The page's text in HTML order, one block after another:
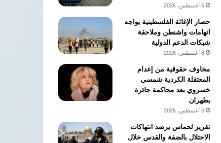
6 أغسطس، 2026
حصار الإغاثة الفلسطينية يواجه
اتهامات واشنطن وملاحقة
شبكات الدعم الدولية
6 أغسطس، 2026
مخاوف حقوقية من إعدام
المعتقلة الكردية شمسي
خسروي بعد محاكمة جائرة
بطهران
6 أغسطس، 2026
تقرير لحماس يرصد انتهاكات
الاحتلال بالضفة والقدس خلال